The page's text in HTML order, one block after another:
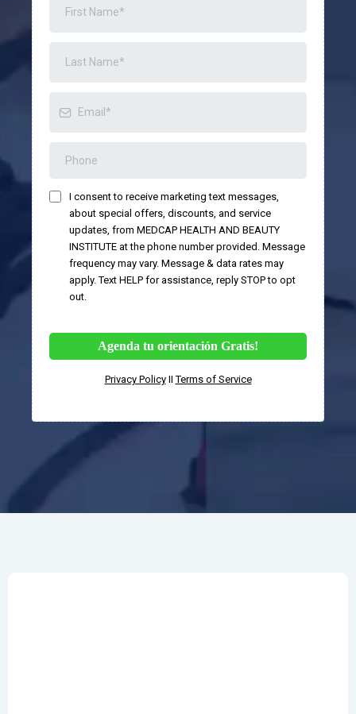
I consent to receive marketing text messages,
about special offers, discounts, and service
updates, from MEDCAP HEALTH AND BEAUTY
INSTITUTE at the phone number provided. Message
frequency may vary. Message & data rates may
apply. Text HELP for assistance, reply STOP to opt
out.
Agenda tu orientación Gratis!
Privacy PolicyIITerms of Service